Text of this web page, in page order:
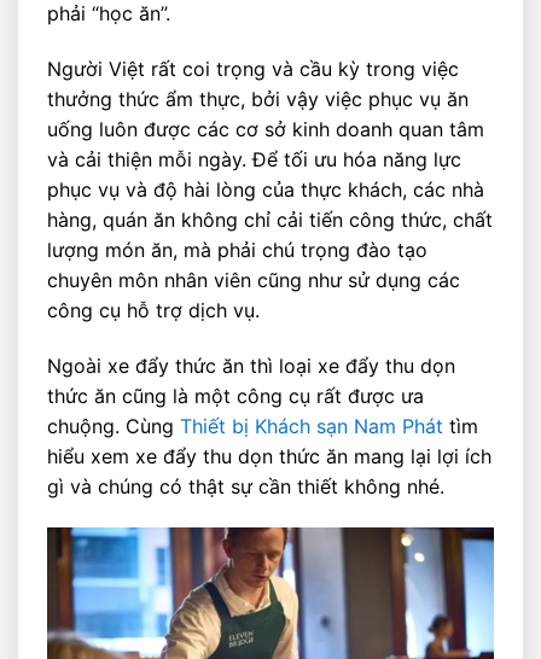
phải “học ăn”.
Người Việt rất coi trọng và cầu kỳ trong việc
thưởng thức ẩm thực, bởi vậy việc phục vụ ăn
uống luôn được các cơ sở kinh doanh quan tâm
và cải thiện mỗi ngày. Để tối ưu hóa năng lực
phục vụ và độ hài lòng của thực khách, các nhà
hàng, quán ăn không chỉ cải tiến công thức, chất
lượng món ăn, mà phải chú trọng đào tạo
chuyên môn nhân viên cũng như sử dụng các
công cụ hỗ trợ dịch vụ.
Ngoài xe đẩy thức ăn thì loại xe đẩy thu dọn
thức ăn cũng là một công cụ rất được ưa
chuộng. Cùng Thiết bị Khách sạn Nam Phát tìm
hiểu xem xe đẩy thu dọn thức ăn mang lại lợi ích
gì và chúng có thật sự cần thiết không nhé.